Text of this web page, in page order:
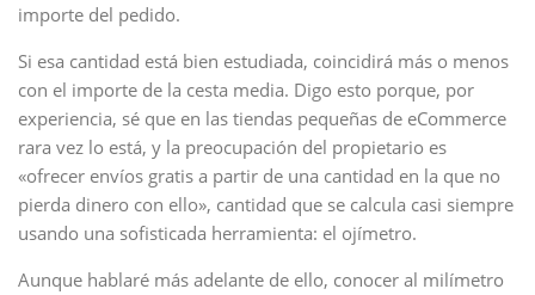
importe del pedido.
Si esa cantidad está bien estudiada, coincidirá más o menos
con el importe de la cesta media. Digo esto porque, por
experiencia, sé que en las tiendas pequeñas de eCommerce
rara vez lo está, y la preocupación del propietario es
«ofrecer envíos gratis a partir de una cantidad en la que no
pierda dinero con ello», cantidad que se calcula casi siempre
usando una sofisticada herramienta: el ojímetro.
Aunque hablaré más adelante de ello, conocer al milímetro